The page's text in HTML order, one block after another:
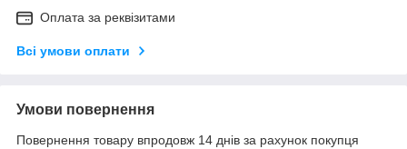
Оплата за реквізитами
Всі умови оплати
Умови повернення
Повернення товару впродовж 14 днів за рахунок покупця